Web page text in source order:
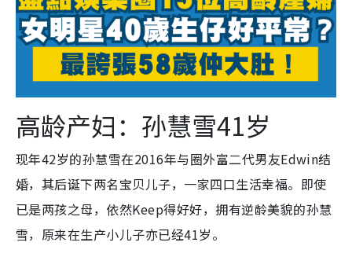
高龄产妇：孙慧雪41岁
现年42岁的孙慧雪在2016年与圈外富二代男友Edwin结
婚，其后诞下两名宝贝儿子，一家四口生活幸福。即使
已是两孩之母，依然Keep得好好，拥有逆龄美貌的孙慧
雪，原来在生产小儿子亦已经41岁。